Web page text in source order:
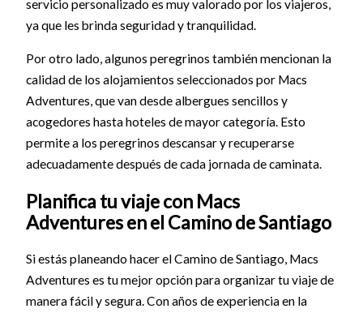
servicio personalizado es muy valorado por los viajeros,
ya que les brinda seguridad y tranquilidad.
Por otro lado, algunos peregrinos también mencionan la
calidad de los alojamientos seleccionados por Macs
Adventures, que van desde albergues sencillos y
acogedores hasta hoteles de mayor categoría. Esto
permite a los peregrinos descansar y recuperarse
adecuadamente después de cada jornada de caminata.
Planifica tu viaje con Macs
Adventures en el Camino de Santiago
Si estás planeando hacer el Camino de Santiago, Macs
Adventures es tu mejor opción para organizar tu viaje de
manera fácil y segura. Con años de experiencia en la